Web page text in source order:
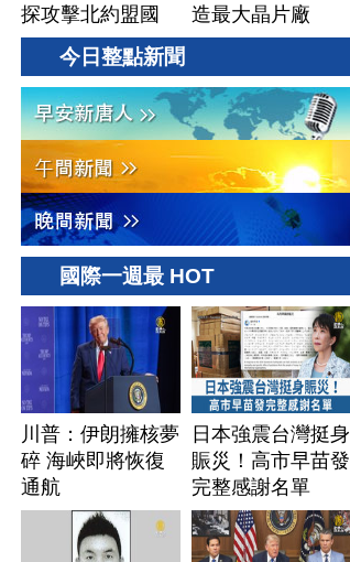
探攻擊北約盟國
造最大晶片廠
Terafab
今日整點新聞
國際一週最 HOT
川普：伊朗擁核夢
碎 海峽即將恢復
通航
日本強震台灣挺身
賑災！高市早苗發
完整感謝名單